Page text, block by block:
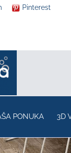
Pinterest
PONUKA 3D